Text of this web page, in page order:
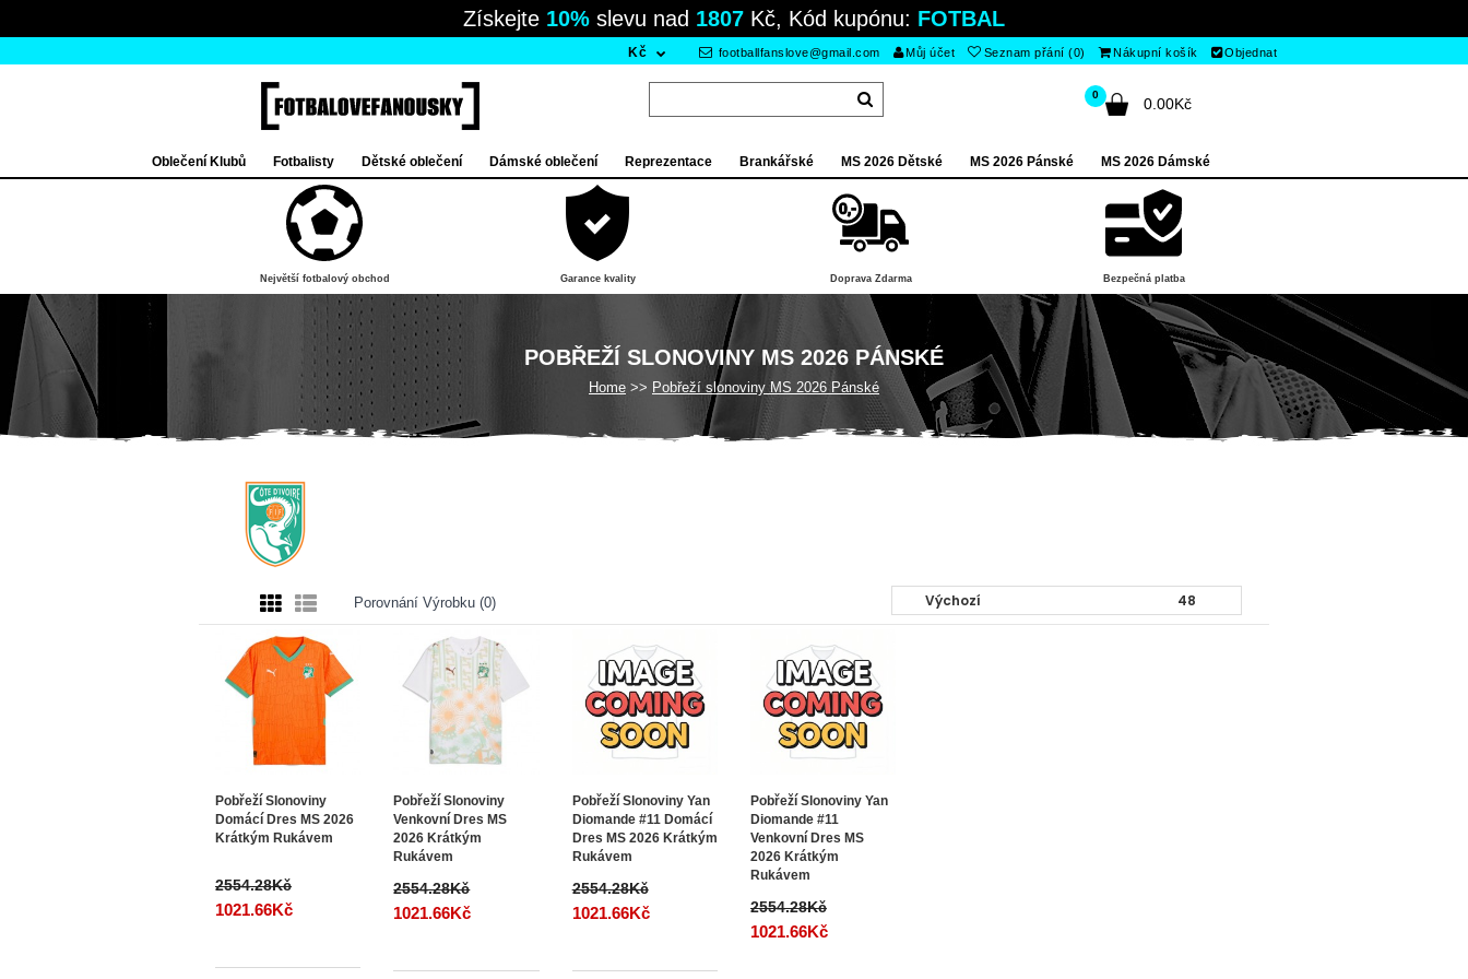
Získejte 10% slevu nad 1807 Kč, Kód kupónu: FOTBAL
Kč footballfanslove@gmail.com Můj účet Seznam přání (0) Nákupní košík Objednat
0
0.00Kč
Oblečení Klubů Fotbalisty Dětské oblečení Dámské oblečení Reprezentace Brankářské MS 2026 Dětské MS 2026 Pánské MS 2026 Dámské
Největší fotbalový obchod Garance kvality Doprava Zdarma Bezpečná platba
POBŘEŽÍ SLONOVINY MS 2026 PÁNSKÉ
Home Pobřeží slonoviny MS 2026 Pánské
Porovnání Výrobku (0)
Pobřeží Slonoviny
Domácí Dres MS 2026
Krátkým Rukávem
2554.28Kč
1021.66Kč
Pobřeží Slonoviny
Venkovní Dres MS
2026 Krátkým
Rukávem
2554.28Kč
1021.66Kč
Pobřeží Slonoviny Yan
Diomande #11 Domácí
Dres MS 2026 Krátkým
Rukávem
2554.28Kč
1021.66Kč
Pobřeží Slonoviny Yan
Diomande #11
Venkovní Dres MS
2026 Krátkým
Rukávem
2554.28Kč
1021.66Kč